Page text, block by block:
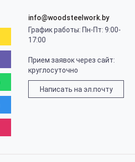
info@woodsteelwork.by
График работы: Пн-Пт: 9:00-
17:00
Прием заявок через сайт:
круглосуточно
Написать на эл.почту